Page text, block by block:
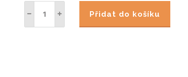
Přidat do košíku